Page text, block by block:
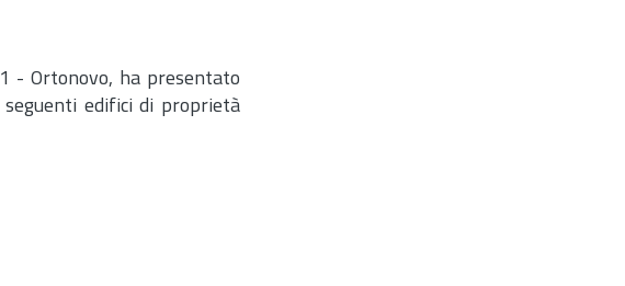
- Ortonovo, ha presentato
edifici di proprietà